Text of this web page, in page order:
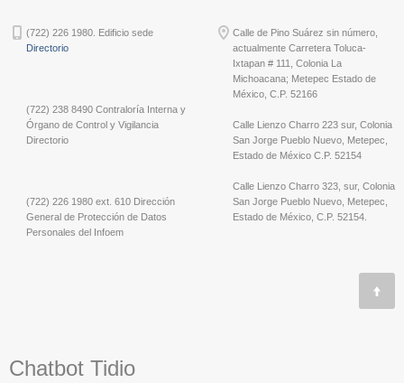
(722) 226 1980. Edificio sede
Directorio
(722) 238 8490 Contraloría Interna y
Órgano de Control y Vigilancia
Directorio
(722) 226 1980 ext. 610 Dirección
General de Protección de Datos
Personales del Infoem
Calle de Pino Suárez sin número,
actualmente Carretera Toluca-
Ixtapan # 111, Colonia La
Michoacana; Metepec Estado de
México, C.P. 52166
Calle Lienzo Charro 223 sur, Colonia
San Jorge Pueblo Nuevo, Metepec,
Estado de México C.P. 52154
Calle Lienzo Charro 323, sur, Colonia
San Jorge Pueblo Nuevo, Metepec,
Estado de México, C.P. 52154.
Chatbot Tidio